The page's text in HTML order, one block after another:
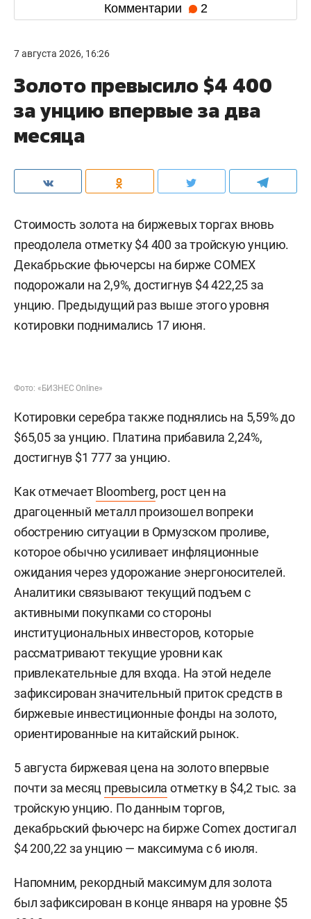
Комментарии 2
7 августа 2026, 16:26
Золото превысило $4 400
за унцию впервые за два
месяца
Стоимость золота на биржевых торгах вновь
преодолела отметку $4 400 за тройскую унцию.
Декабрьские фьючерсы на бирже COMEX
подорожали на 2,9%, достигнув $4 422,25 за
унцию. Предыдущий раз выше этого уровня
котировки поднимались 17 июня.
Фото: «БИЗНЕС Online»
Котировки серебра также поднялись на 5,59% до
$65,05 за унцию. Платина прибавила 2,24%,
достигнув $1 777 за унцию.
Как отмечаетBloomberg, рост цен на
драгоценный металл произошел вопреки
обострению ситуации в Ормузском проливе,
которое обычно усиливает инфляционные
ожидания через удорожание энергоносителей.
Аналитики связывают текущий подъем с
активными покупками со стороны
институциональных инвесторов, которые
рассматривают текущие уровни как
привлекательные для входа. На этой неделе
зафиксирован значительный приток средств в
биржевые инвестиционные фонды на золото,
ориентированные на китайский рынок.
5 августа биржевая цена на золото впервые
почти за месяц превысила отметку в $4,2 тыс. за
тройскую унцию. По данным торгов,
декабрьский фьючерс на бирже Comex достигал
$4 200,22 за унцию — максимума с 6 июля.
Напомним, рекордный максимум для золота
был зафиксирован в конце января на уровне $5